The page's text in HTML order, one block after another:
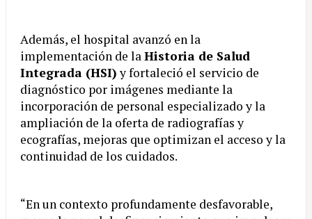
Además, el hospital avanzó en la
implementación de la Historia de Salud
Integrada (HSI)y fortaleció el servicio de
diagnóstico por imágenes mediante la
incorporación de personal especializado y la
ampliación de la oferta de radiografías y
ecografías, mejoras que optimizan el acceso y la
continuidad de los cuidados.
“En un contexto profundamente desfavorable,